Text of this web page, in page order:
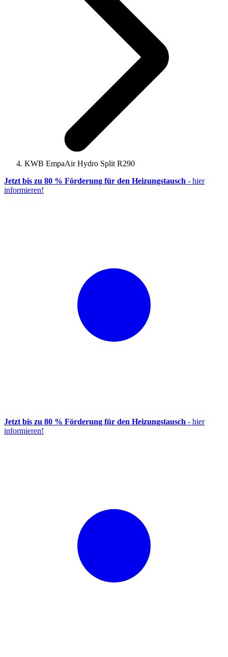
KWB EmpaAir Hydro Split R290
Jetzt bis zu 80 % Förderung für den Heizungstausch - hier
informieren!
Jetzt bis zu 80 % Förderung für den Heizungstausch - hier
informieren!